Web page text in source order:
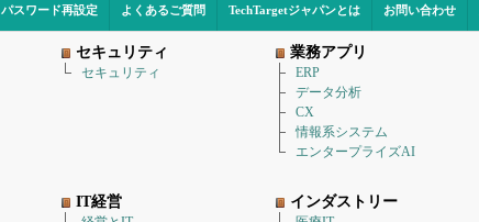
パスワード再設定 よくあるご質問 TechTargetジャパンとは お問い合わせ
セキュリティ
セキュリティ
業務アプリ
ERP
データ分析
CX
情報系システム
エンタープライズAI
IT経営 インダストリー